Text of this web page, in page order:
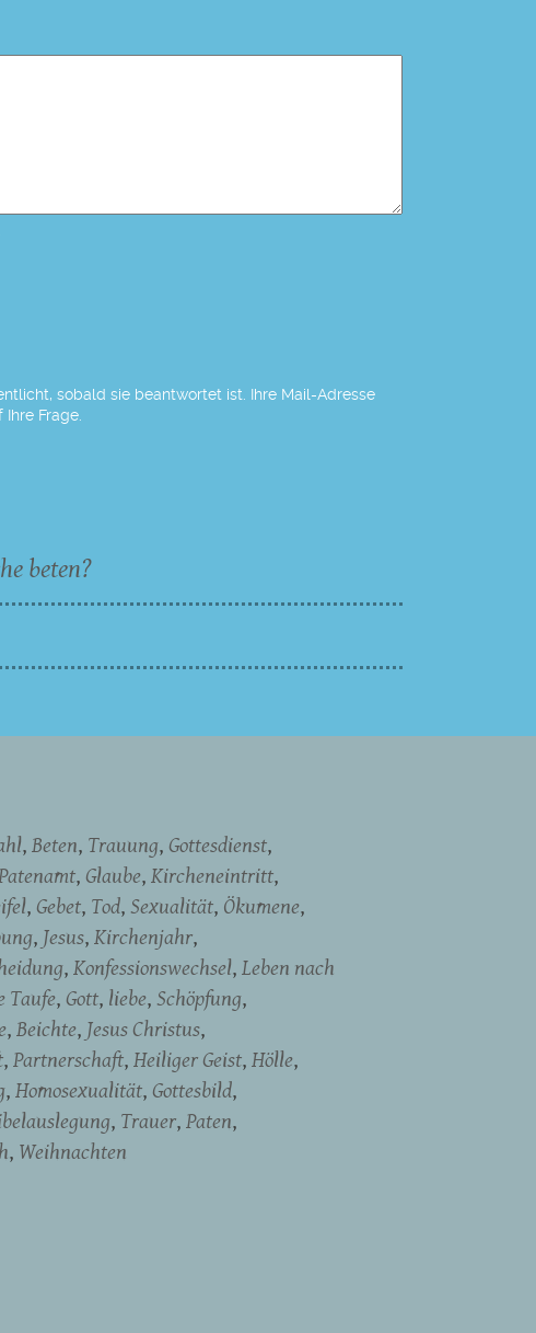
sobald sie beantwortet ist. Ihre Mail-Adresse
Frage.
beten?
Beten Trauung Gottesdienst
Glaube Kircheneintritt
Gebet Tod Sexualität Ökumene
Jesus Kirchenjahr
Konfessionswechsel Leben nach
Taufe Gott liebe Schöpfung
Beichte Jesus Christus
Partnerschaft Heiliger Geist Hölle
Homosexualität Gottesbild
Trauer Paten
Weihnachten